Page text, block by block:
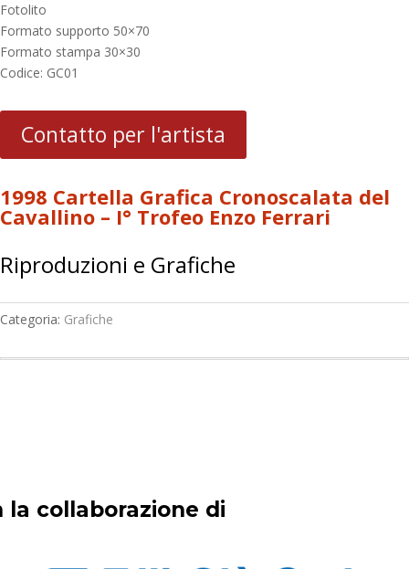
Fotolito
Formato supporto 50×70
Formato stampa 30×30
Codice: GC01
Contatto per l'artista
1998 Cartella Grafica Cronoscalata del
Cavallino – I° Trofeo Enzo Ferrari
Riproduzioni e Grafiche
Categoria: Grafiche
la collaborazione di